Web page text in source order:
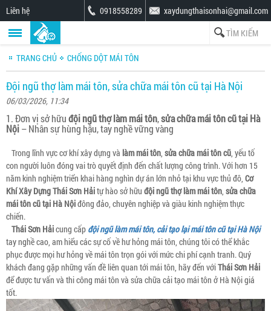
Liên hệ xaydungthaisonhai@gmail.com
0918558289
TRANG CHỦ CHỐNG DỘT MÁI TÔN
Đội ngũ thợ làm mái tôn, sửa chữa mái tôn cũ tại Hà Nội
06/03/2026, 11:34
1. Đơn vị sở hữuđội ngũ thợ làm mái tôn,sửa chữa mái tôn cũ tại Hà
Nội– Nhân sự hùng hậu, tay nghề vững vàng
Trong lĩnh vực cơ khí xây dựng và làm mái tôn, sửa chữa mái tôn cũ, yếu tố
con người luôn đóng vai trò quyết định đến chất lượng công trình. Với hơn 15
năm kinh nghiệm triển khai hàng nghìn dự án lớn nhỏ tại khu vực thủ đô, Cơ
Khí Xây Dựng Thái Sơn Hảitự hào sở hữu đội ngũ thợ làm mái tôn, sửa chữa
mái tôn cũ tại Hà Nộiđông đảo, chuyên nghiệp và giàu kinh nghiệm thực
chiến.
Thái Sơn Hảicung cấp đội ngũ làm mái tôn, cải tạo lại mái tôn cũ tại Hà Nội
tay nghề cao, am hiểu các sự cố về hư hỏng mái tôn, chúng tôi có thể khắc
phục được mọi hư hỏng về mái tôn trọn gói với mức chi phí cạnh tranh. Quý
khách đang gặp những vấn đề liên quan tới mái tôn, hãy đến vớiThái Sơn Hải
để được tư vấn và thi công mái tôn và sửa chữa cải tạo mái tôn ở Hà Nội giá
tốt.